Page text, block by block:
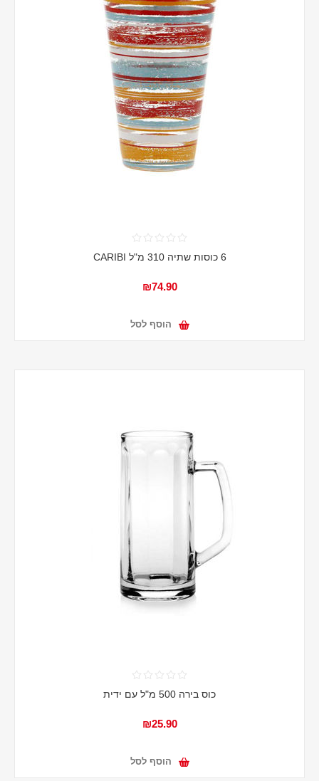
6 כוסות שתיה 310 מ"ל CARIBI
₪74.90
הוסף לסל
כוס בירה 500 מ"ל עם ידית
₪25.90
הוסף לסל